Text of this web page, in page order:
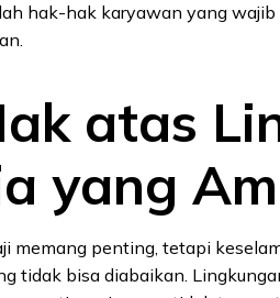
hak-hak karyawan yang
atas
yang
memang penting, tetapi
tidak bisa diabaikan.